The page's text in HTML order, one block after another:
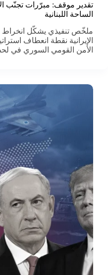
تقدير موقف: مبرّرات تجنّب
الساحة اللبنانية
ملخّص تنفيذي يشكّل
الإيرانية نقطة انعطاف
الأمن القومي السوري في